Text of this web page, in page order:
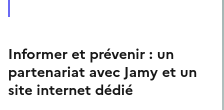
Informer et prévenir : un
partenariat avec Jamy et un
site internet dédié